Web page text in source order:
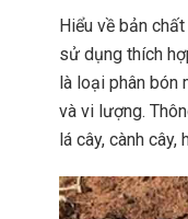
Hiểu về bản
sử dụng thích
là loại phân bón
và vi lượng.
lá cây, cành